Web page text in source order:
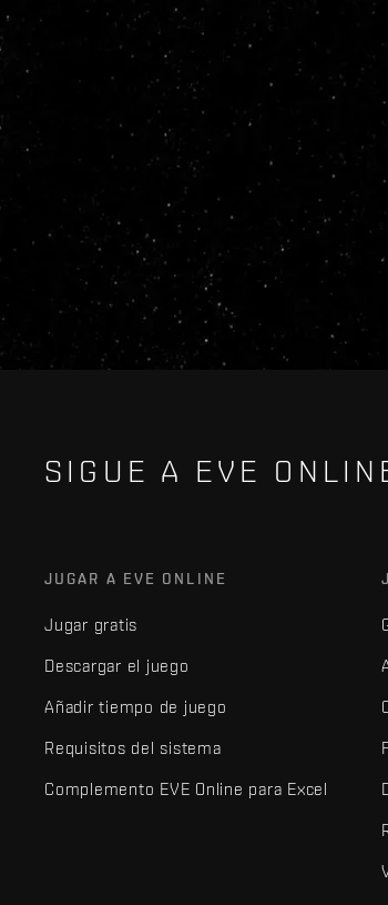
SIGUE A EVE
JUGAR A EVE ONLINE
Jugar gratis
Descargar el juego
Añadir tiempo de juego
Requisitos del sistema
Complemento EVE Online para Excel